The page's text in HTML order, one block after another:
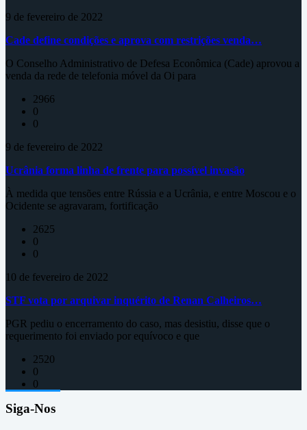
9 de fevereiro de 2022
Cade define condições e aprova com restrições venda…
O Conselho Administrativo de Defesa Econômica (Cade) aprovou a
venda da rede de telefonia móvel da Oi para
2966
0
0
9 de fevereiro de 2022
Ucrânia forma linha de frente para possível invasão
À medida que tensões entre Rússia e a Ucrânia, e entre Moscou e o
Ocidente se agravaram, fortificação
2625
0
0
10 de fevereiro de 2022
STF vota por arquivar inquérito de Renan Calheiros…
PGR pediu o encerramento do caso, mas desistiu, disse que o
requerimento foi enviado por equívoco e que
2520
0
0
Siga-Nos